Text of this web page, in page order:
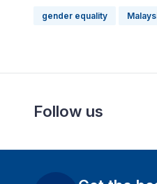
gender equality
Follow us